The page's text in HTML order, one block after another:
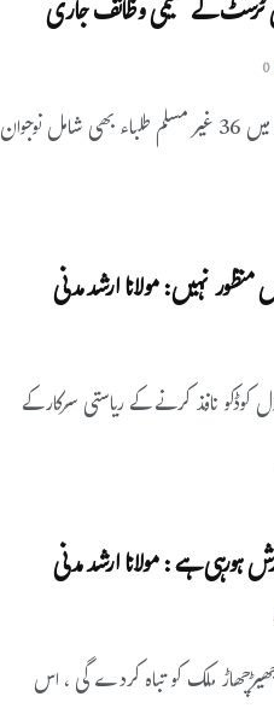
ٹرسٹ کے تعلیمی وظائف جاری
0
میرٹ کی بنیاد پر 925 طلباء منتخب، فہرست میں 36 غیر مسلم طلباء بھی شامل نوجوان
نہیں: مولانا ارشدمدنی
کوڈکو نافذ کرنے کے ریاستی سرکارکے
ہے : مولانا ارشدمدنی
ملک کو تباہ کردے گی ، اس